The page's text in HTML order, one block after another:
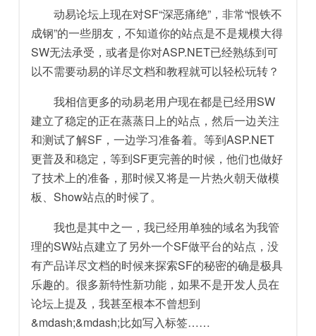
动易论坛上现在对SF“深恶痛绝”，非常“恨铁不
成钢”的一些朋友，不知道你的站点是不是规模大得
SW无法承受，或者是你对ASP.NET已经熟练到可
以不需要动易的详尽文档和教程就可以轻松玩转？
我相信更多的动易老用户现在都是已经用SW
建立了稳定的正在蒸蒸日上的站点，然后一边关注
和测试了解SF，一边学习准备着。等到ASP.NET
更普及和稳定，等到SF更完善的时候，他们也做好
了技术上的准备，那时候又将是一片热火朝天做模
板、Show站点的时候了。
我也是其中之一，我已经用单独的域名为我管
理的SW站点建立了另外一个SF做平台的站点，没
有产品详尽文档的时候来探索SF的秘密的确是极具
乐趣的。很多新特性新功能，如果不是开发人员在
论坛上提及，我甚至根本不曾想到
&mdash;&mdash;比如写入标签……